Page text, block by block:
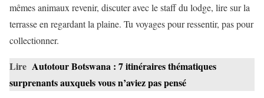
mêmes animaux revenir, discuter avec le staff du lodge, lire sur la
terrasse en regardant la plaine. Tu voyages pour ressentir, pas pour
collectionner.
Lire Autotour Botswana : 7 itinéraires thématiques
surprenants auxquels vous n’aviez pas pensé